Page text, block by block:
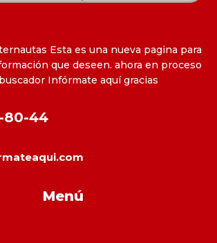
Esta es una nueva pagina para
que deseen. ahora en proceso
Infórmate aquí gracias
80-44
Menú